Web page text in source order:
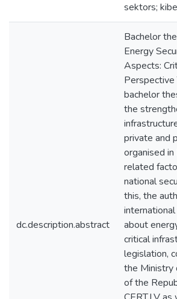
sektors;
dc.description.abstract
Bachelor
Energy
Aspects:
Perspective
bachelor
the
private and
organised
related
national
this, the
about
critical
legislation,
the Ministry
of the